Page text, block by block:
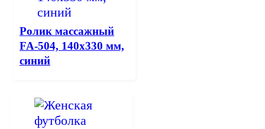
Ролик массажный
FA-504, 140х330 мм,
синий